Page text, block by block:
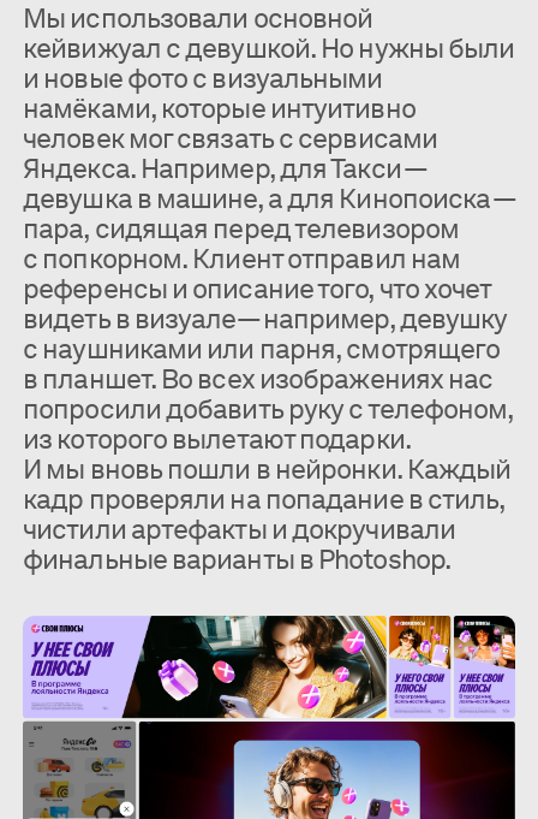
Мы использовали основной
кейвижуал с девушкой. Но нужны были
и новые фото с визуальными
намёками, которые интуитивно
человек мог связать с сервисами
Яндекса. Например, для Такси —
девушка в машине, а для Кинопоиска —
пара, сидящая перед телевизором
с попкорном. Клиент отправил нам
референсы и описание того, что хочет
видеть в визуале— например, девушку
с наушниками или парня, смотрящего
в планшет. Во всех изображениях нас
попросили добавить руку с телефоном,
из которого вылетают подарки.
И мы вновь пошли в нейронки. Каждый
кадр проверяли на попадание в стиль,
чистили артефакты и докручивали
финальные варианты в Photoshop.